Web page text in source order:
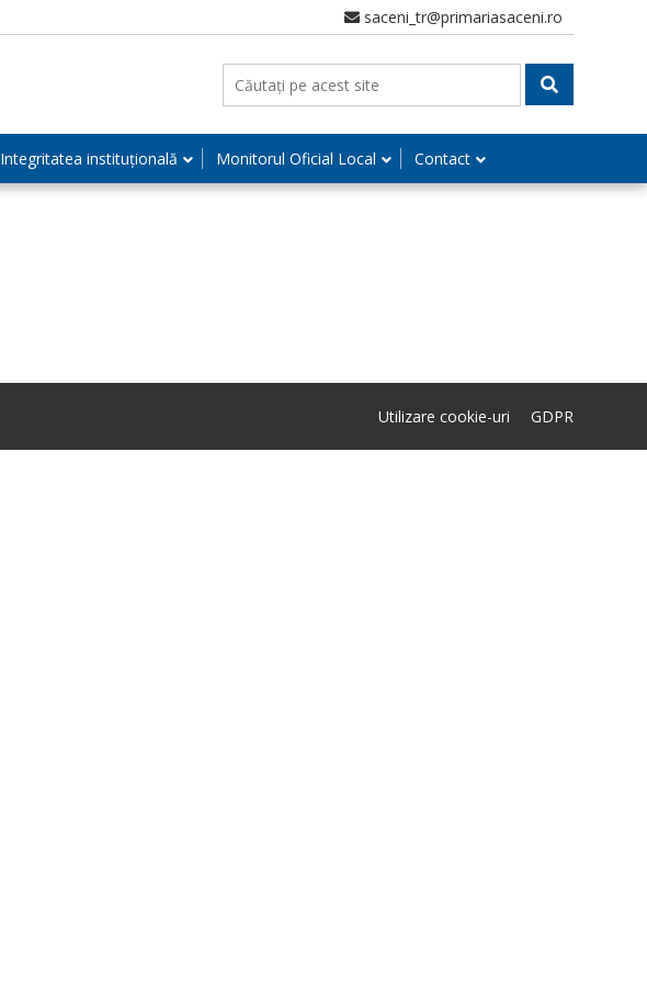
saceni_tr@primariasaceni.ro
Integritatea instituțională Monitorul Oficial Local Contact
Utilizare cookie-uri GDPR